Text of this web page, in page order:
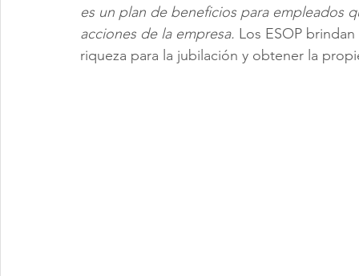
es un plan de beneficios para empleados
acciones de la empresa. Los ESOP
riqueza para la jubilación y obtener la